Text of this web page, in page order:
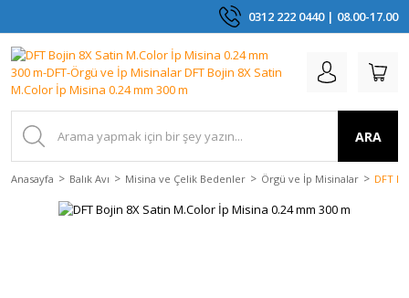
0312 222 0440 | 08.00-17.00
ARA
Anasayfa Balık Avı Misina ve Çelik Bedenler Örgü ve İp Misinalar DFT